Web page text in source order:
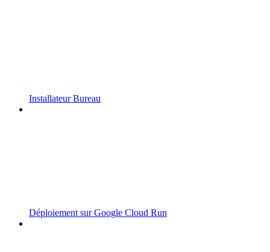
Installateur Bureau
Déploiement sur Google Cloud Run